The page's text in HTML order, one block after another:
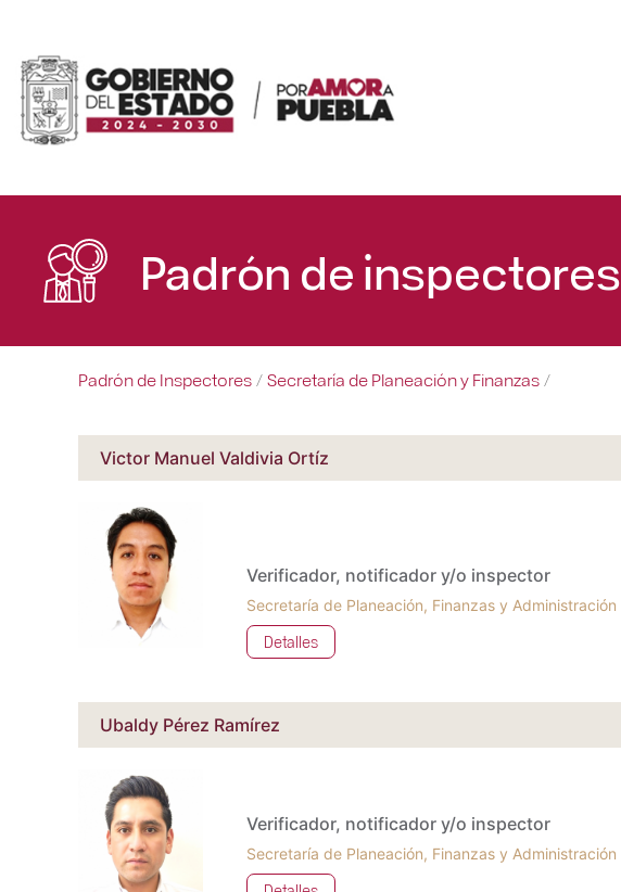
Padrón de inspectores
Padrón de Inspectores / Secretaría de Planeación y Finanzas /
Victor Manuel Valdivia Ortíz
Verificador, notificador y/o inspector
Secretaría de Planeación, Finanzas y Administración
Detalles
Ubaldy Pérez Ramírez
Verificador, notificador y/o inspector
Secretaría de Planeación, Finanzas y Administración